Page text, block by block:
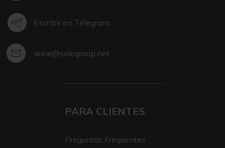
Escribir en Telegram
wine@sologroup.net
PARA CLIENTES
Preguntas Frequentes